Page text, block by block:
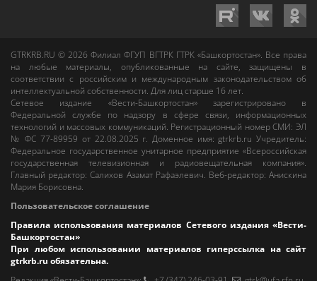
GTRKRB.RU © 2026Филиал ФГУП ВГТРК ГТРК «Башкортостан». Все права
на любые материалы, опубликованные на сайте, защищены в
соответствии с российским и международным законодательством об
интеллектуальной собственности. Для лиц старше 16 лет.
Сетевое издание «Вести-Башкортостан»зарегистрировано в
Федеральной службе по надзору в сфере связи, информационных
технологий и массовых коммуникаций. Регистрационный номер СМИ: ЭЛ
№ ФС 77-89959 от 22.08.2025 г. Доменное имя:gtrkrb.ru Учредитель:
Федеральное государственное унитарное предприятие «Всероссийская
государственная телевизионная и радиовещательная компания».
Главный редактор:Салихов Азамат Рафаэлевич. Веб-редактор:Анискина
Мария Борисовна.
Пользовательское соглашение
Правила использования материалов Сетевого издания «Вести-
Башкортостан»
При любом использовании материалов гиперссылка на сайт
gtrkrb.ru обязательна.